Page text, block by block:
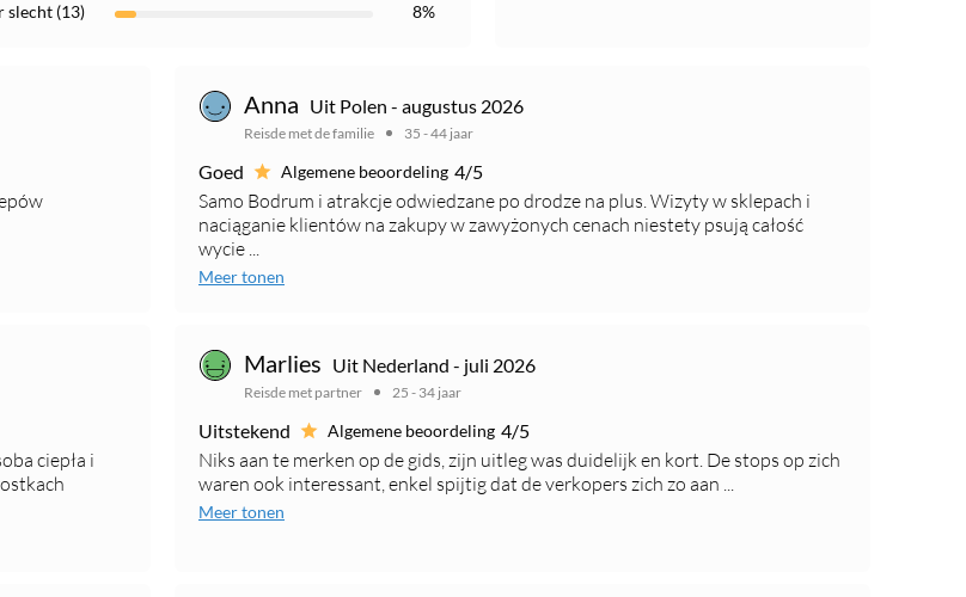
slecht (13)
8%
Anna Uit Polen - augustus 2026
Reisde met de familie 35 - 44 jaar
Goed Algemene beoordeling 4/5
Samo Bodrum i atrakcje odwiedzane po drodze na plus. Wizyty w sklepach i
naciąganie klientów na zakupy w zawyżonych cenach niestety psują całość
wycie ...
Meer tonen
ciepła i
Marlies Uit Nederland - juli 2026
Reisde met partner 25 - 34 jaar
Uitstekend Algemene beoordeling 4/5
Niks aan te merken op de gids, zijn uitleg was duidelijk en kort. De stops op zich
waren ook interessant, enkel spijtig dat de verkopers zich zo aan ...
Meer tonen